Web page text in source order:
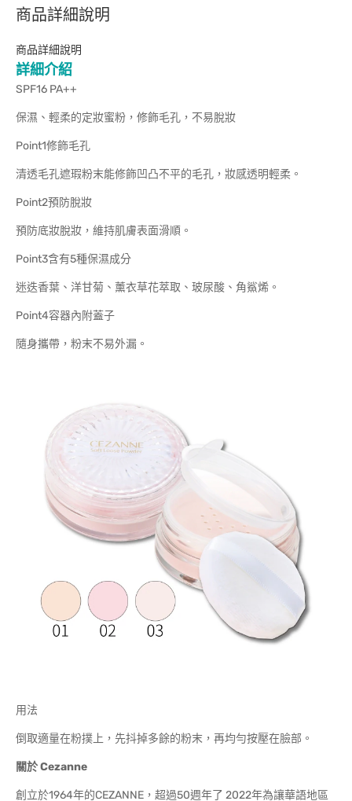
商品詳細說明
商品詳細說明
詳細介紹
SPF16 PA++
保濕、輕柔的定妝蜜粉，修飾毛孔，不易脫妝
Point1修飾毛孔
清透毛孔遮瑕粉末能修飾凹凸不平的毛孔，妝感透明輕柔。
Point2預防脫妝
預防底妝脫妝，維持肌膚表面滑順。
Point3含有5種保濕成分
迷迭香葉、洋甘菊、薰衣草花萃取、玻尿酸、角鯊烯。
Point4容器內附蓋子
隨身攜帶，粉末不易外漏。
用法
倒取適量在粉撲上，先抖掉多餘的粉末，再均勻按壓在臉部。
關於Cezanne
創立於1964年的CEZANNE，超過50週年了 2022年為讓華語地區